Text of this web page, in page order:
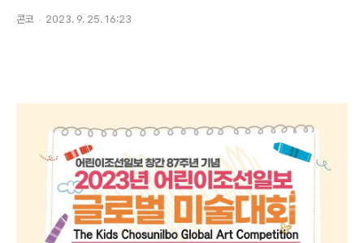
콘코 2023. 9. 25. 16:23